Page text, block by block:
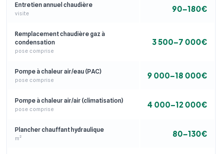
Entretien annuel chaudière
visite 90–180€
Remplacement chaudière gaz à
condensation
pose comprise
3 500–7 000€
Pompe à chaleur air/eau (PAC)
pose comprise 9 000–18 000€
Pompe à chaleur air/air (climatisation)
pose comprise 4 000–12 000€
Plancher chauffant hydraulique
m² 80–130€